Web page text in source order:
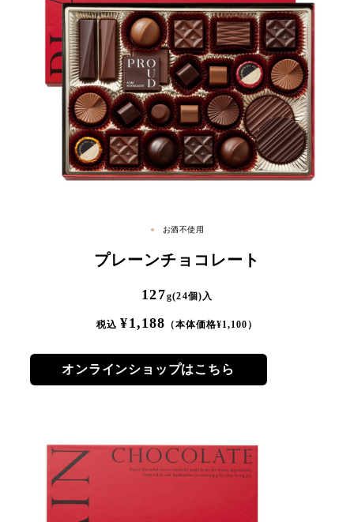
お酒不使用
プレーンチョコレート
127g(24個)入
税込 ¥1,188 （本体価格¥1,100 ）
オンラインショップはこちら